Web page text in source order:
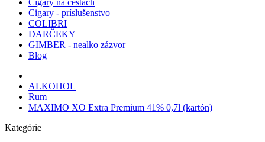
Cigary na cestách
Cigary - príslušenstvo
COLIBRI
DARČEKY
GIMBER - nealko zázvor
Blog
ALKOHOL
Rum
MAXIMO XO Extra Premium 41% 0,7l (kartón)
Kategórie